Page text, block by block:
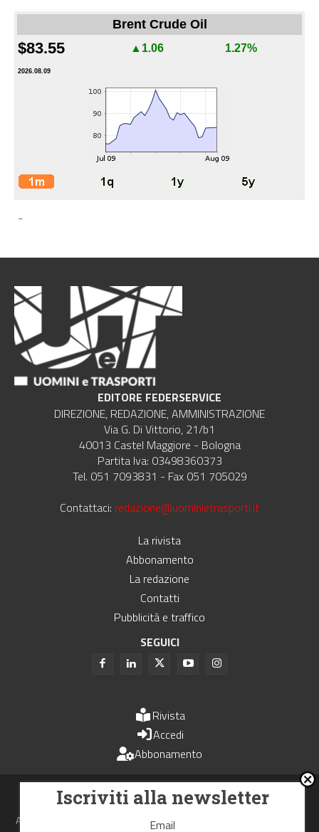
Brent Crude Oil
$83.55 ▲1.06 1.27%
2026.08.09
-
EDITORE FEDERSERVICE
DIREZIONE, REDAZIONE, AMMINISTRAZIONE
Via G. Di Vittorio, 21/b1
40013 Castel Maggiore - Bologna
Partita Iva: 03498360373
Tel. 051 7093831 - Fax 051 705029
Contattaci: redazione@uominietrasporti.it
La rivista
Abbonamento
La redazione
Contatti
Pubblicità e traffico
SEGUICI
Rivista
Accedi
Abbonamento
Uomini e Trasporti è un periodico associato all'Unione Stampa
Periodica Italiana - USPI
Autorizzazione del Tribunale di Bologna N.4993 del 15 giugno 1982
Iscriviti alla newsletter
Email